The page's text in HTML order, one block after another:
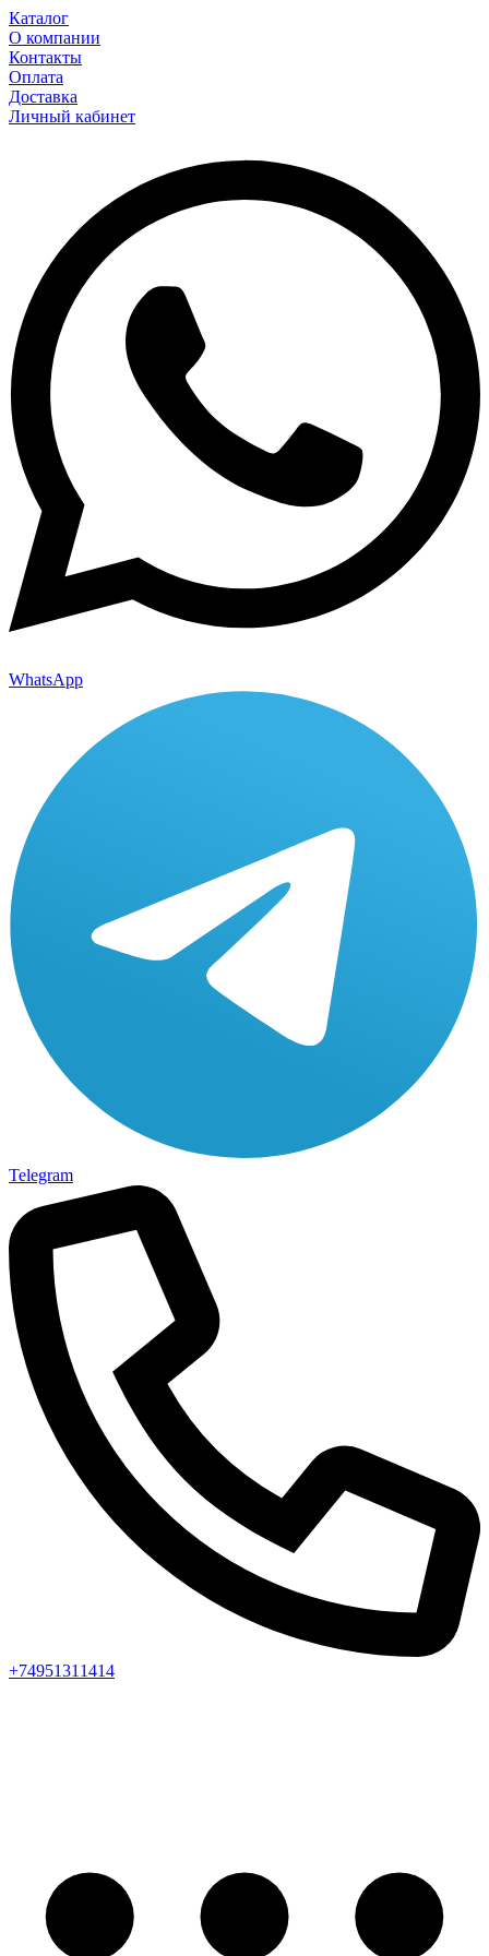
Каталог
О компании
Контакты
Оплата
Доставка
Личный кабинет
WhatsApp
Telegram
+74951311414